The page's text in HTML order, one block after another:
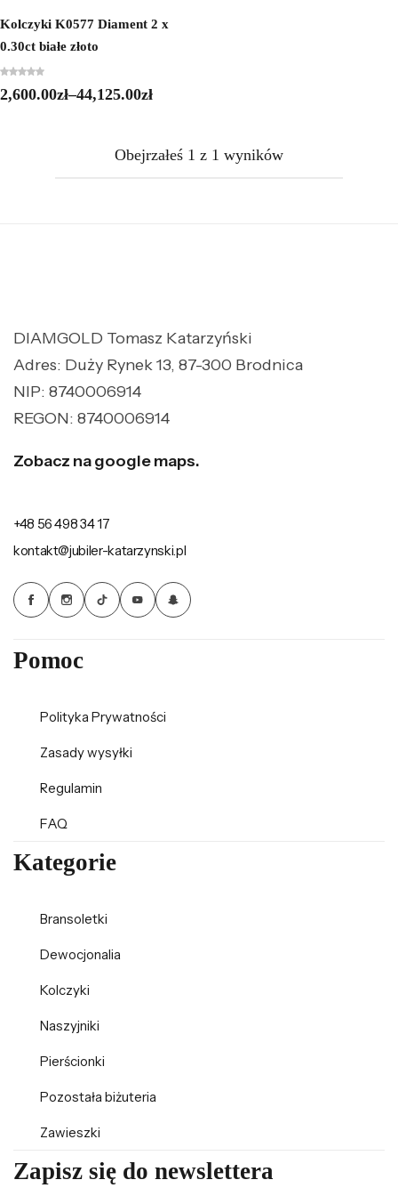
Kolczyki K0577 Diament 2 x
0.30ct białe złoto
2,600.00zł–44,125.00zł
Obejrzałeś 1 z 1 wyników
DIAMGOLD Tomasz Katarzyński
Adres: Duży Rynek 13, 87-300 Brodnica
NIP: 8740006914
REGON: 8740006914
Zobacz na google maps.
+48 56 498 34 17
kontakt@jubiler-katarzynski.pl
Pomoc
Polityka Prywatności
Zasady wysyłki
Regulamin
FAQ
Kategorie
Bransoletki
Dewocjonalia
Kolczyki
Naszyjniki
Pierścionki
Pozostała biżuteria
Zawieszki
Zapisz się do newslettera